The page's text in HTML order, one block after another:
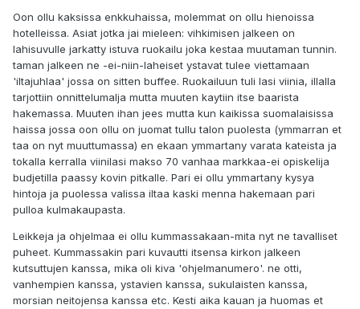
Oon ollu kaksissa enkkuhaissa, molemmat on ollu hienoissa
hotelleissa. Asiat jotka jai mieleen: vihkimisen jalkeen on
lahisuvulle jarkatty istuva ruokailu joka kestaa muutaman tunnin.
taman jalkeen ne -ei-niin-laheiset ystavat tulee viettamaan
'iltajuhlaa' jossa on sitten buffee. Ruokailuun tuli lasi viinia, illalla
tarjottiin onnittelumalja mutta muuten kaytiin itse baarista
hakemassa. Muuten ihan jees mutta kun kaikissa suomalaisissa
haissa jossa oon ollu on juomat tullu talon puolesta (ymmarran et
taa on nyt muuttumassa) en ekaan ymmartany varata kateista ja
tokalla kerralla viinilasi makso 70 vanhaa markkaa-ei opiskelija
budjetilla paassy kovin pitkalle. Pari ei ollu ymmartany kysya
hintoja ja puolessa valissa iltaa kaski menna hakemaan pari
pulloa kulmakaupasta.
Leikkeja ja ohjelmaa ei ollu kummassakaan-mita nyt ne tavalliset
puheet. Kummassakin pari kuvautti itsensa kirkon jalkeen
kutsuttujen kanssa, mika oli kiva 'ohjelmanumero'. ne otti,
vanhempien kanssa, ystavien kanssa, sukulaisten kanssa,
morsian neitojensa kanssa etc. Kesti aika kauan ja huomas et